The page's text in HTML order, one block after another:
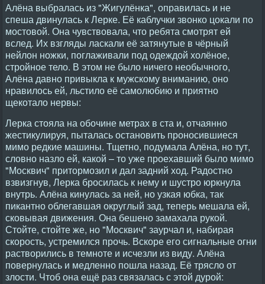
Алёна выбралась из "Жигулёнка", оправилась и не
спеша двинулась к Лерке. Её каблучки звонко цокали по
мостовой. Она чувствовала, что ребята смотрят ей
вслед. Их взгляды ласкали её затянутые в чёрный
нейлон ножки, поглаживали под одеждой холёное,
стройное тело. В этом не было ничего необычного,
Алёна давно привыкла к мужскому вниманию, оно
нравилось ей, льстило её самолюбию и приятно
щекотало нервы:
Лерка стояла на обочине метрах в ста и, отчаянно
жестикулируя, пыталась остановить проносившиеся
мимо редкие машины. Тщетно, подумала Алёна, но тут,
словно назло ей, какой – то уже проехавший было мимо
"Москвич" притормозил и дал задний ход. Радостно
взвизгнув, Лерка бросилась к нему и шустро юркнула
внутрь. Алёна кинулась за ней, но узкая юбка, так
пикантно облегавшая округлый зад, теперь мешала ей,
сковывая движения. Она бешено замахала рукой.
Стойте, стойте же, но "Москвич" заурчал и, набирая
скорость, устремился прочь. Вскоре его сигнальные огни
растворились в темноте и исчезли из виду. Алёна
повернулась и медленно пошла назад. Её трясло от
злости. Чтоб она ещё раз связалась с этой дурой: